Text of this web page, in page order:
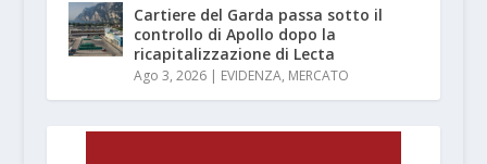
Cartiere del Garda passa sotto il
controllo di Apollo dopo la
ricapitalizzazione di Lecta
Ago 3, 2026| EVIDENZA, MERCATO